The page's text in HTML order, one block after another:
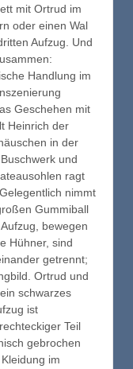
mit Ortrud im
oder einen Wal
Aufzug. Und
Handlung im
Geschehen mit
Heinrich der
in der
und
ragt
nimmt
Gummiball
bewegen
Hühner, sind
getrennt;
Ortrud und
schwarzes
ist
Teil
gebrochen
im